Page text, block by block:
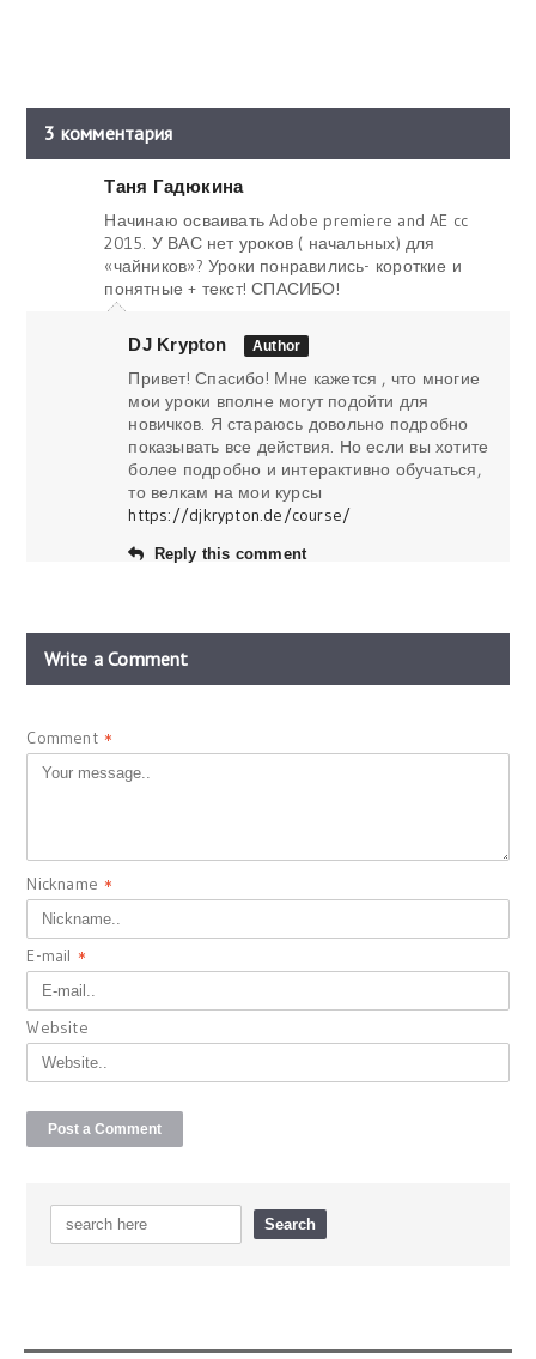
3 комментария
Таня Гадюкина
Начинаю осваивать Adobe premiere and AE cc
2015. У ВАС нет уроков ( начальных) для
«чайников»? Уроки понравились- короткие и
понятные + текст! СПАСИБО!
DJ Krypton Author
Привет! Спасибо! Мне кажется , что многие
мои уроки вполне могут подойти для
новичков. Я стараюсь довольно подробно
показывать все действия. Но если вы хотите
более подробно и интерактивно обучаться,
то велкам на мои курсы
https://djkrypton.de/course/
Reply this comment
Write a Comment
Comment *
Nickname *
E-mail *
Website